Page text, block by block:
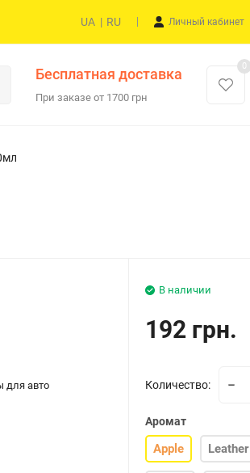
UA | RU Личный кабинет
Бесплатная доставка
При заказе от 1700 грн
0
для авто
В наличии
192 грн.
Количество:
Аромат
Apple Leather